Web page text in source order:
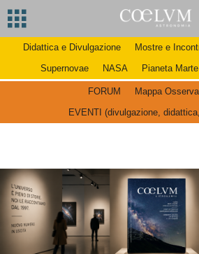
Didattica e Divulgazione Mostre e
Supernovae
NASA Pianeta Marte
FORUM
Mappa
EVENTI (divulgazione,